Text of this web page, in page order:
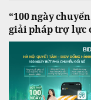
“100 ngày
giải pháp trợ lực